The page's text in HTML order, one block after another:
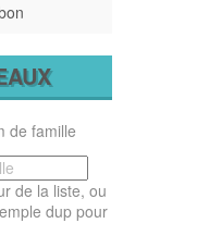
de famille